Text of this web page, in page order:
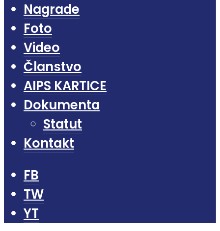
Nagrade
Foto
Video
Članstvo
AIPS KARTICE
Dokumenta
Statut
Kontakt
FB
TW
YT